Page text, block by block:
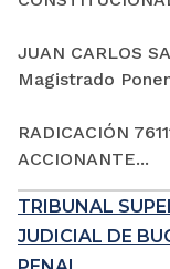
JUAN CARLOS
Magistrado
RADICACIÓN
ACCIONANTE...
TRIBUNAL
JUDICIAL DE